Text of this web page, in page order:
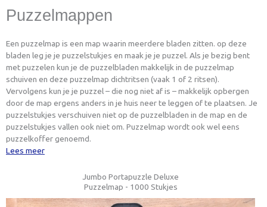
Puzzelmappen
Een puzzelmap is een map waarin meerdere bladen zitten. op deze
bladen leg je je puzzelstukjes en maak je je puzzel. Als je bezig bent
met puzzelen kun je de puzzelbladen makkelijk in de puzzelmap
schuiven en deze puzzelmap dichtritsen (vaak 1 of 2 ritsen).
Vervolgens kun je je puzzel – die nog niet af is – makkelijk opbergen
door de map ergens anders in je huis neer te leggen of te plaatsen. Je
puzzelstukjes verschuiven niet op de puzzelbladen in de map en de
puzzelstukjes vallen ook niet om. Puzzelmap wordt ook wel eens
puzzelkoffer genoemd.
Lees meer
Jumbo Portapuzzle Deluxe
Puzzelmap - 1000 Stukjes